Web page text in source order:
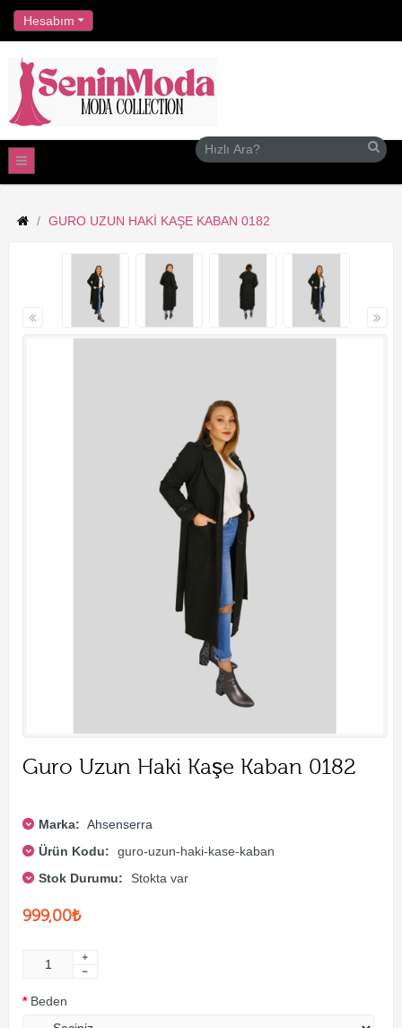
Hesabım
GURO UZUN HAKI KAŞE KABAN 0182
Guro Uzun Haki Kaşe Kaban 0182
Marka: Ahsenserra
Ürün Kodu:
guro-uzun-haki-kase-kaban
Stok Durumu:
Stokta var
999,00₺
Beden